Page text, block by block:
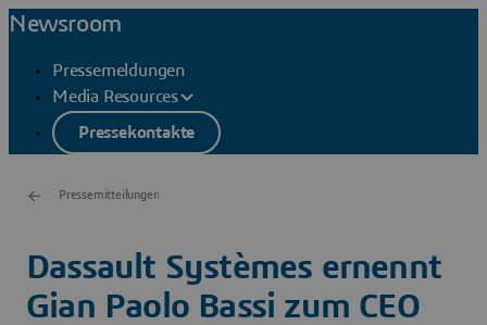
Newsroom
Pressemeldungen
Media Resources
Pressekontakte
Pressemitteilungen
Dassault Systèmes ernennt
Gian Paolo Bassi zum CEO